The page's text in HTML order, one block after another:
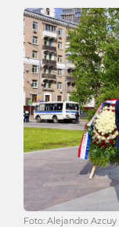
Foto: Alejandro Azcuy